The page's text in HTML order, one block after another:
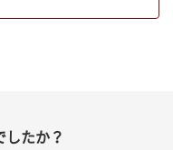
したか？